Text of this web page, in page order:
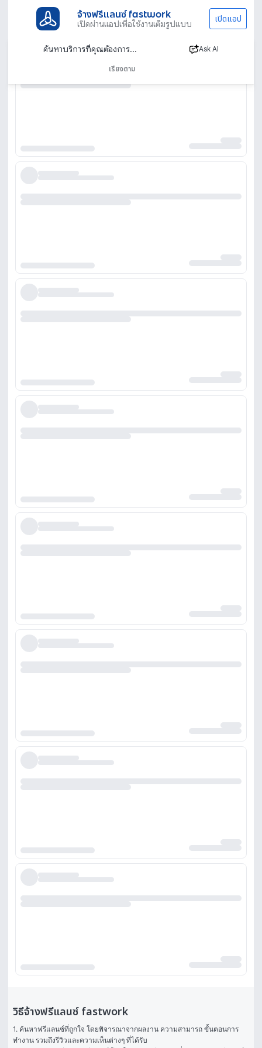
จ้างฟรีแลนซ์ fastwork
เปิดผ่านแอปเพื่อใช้งานเต็มรูปแบบ เปิดแอป
Ask AI
เรียงตาม
วิธีจ้างฟรีแลนซ์ fastwork
1. ค้นหาฟรีแลนซ์ที่ถูกใจ โดยพิจารณาจากผลงาน ความสามารถ ขั้นตอนการ
ทำงาน รวมถึงรีวิวและความเห็นต่างๆ ที่ได้รับ